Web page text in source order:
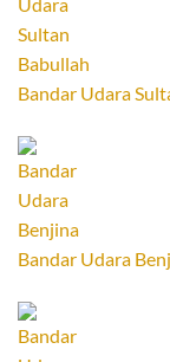
Bandar Udara
Bandar Udara